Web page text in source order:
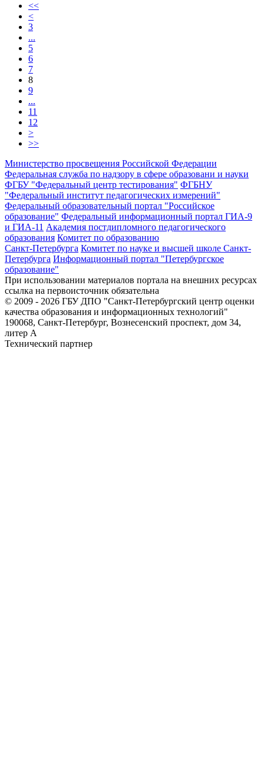
<<
<
3
...
5
6
7
8
9
...
11
12
>
>>
Министерство просвещения Российской Федерации
Федеральная служба по надзору в сфере образовани и науки
ФГБУ "Федеральный центр тестирования" ФГБНУ
"Федеральный институт педагогических измерений"
Федеральный образовательный портал "Российское
образование" Федеральный информационный портал ГИА-9
и ГИА-11 Академия постдипломного педагогического
образования Комитет по образованию
Санкт-Петербурга Комитет по науке и высшей школе Санкт-
Петербурга Информационный портал "Петербургское
образование"
При использовании материалов портала на внешних ресурсах
ссылка на первоисточник обязательна
© 2009 - 2026 ГБУ ДПО "Санкт-Петербургский центр оценки
качества образования и информационных технологий"
190068, Санкт-Петербург, Вознесенский проспект, дом 34,
литер А
Технический партнер